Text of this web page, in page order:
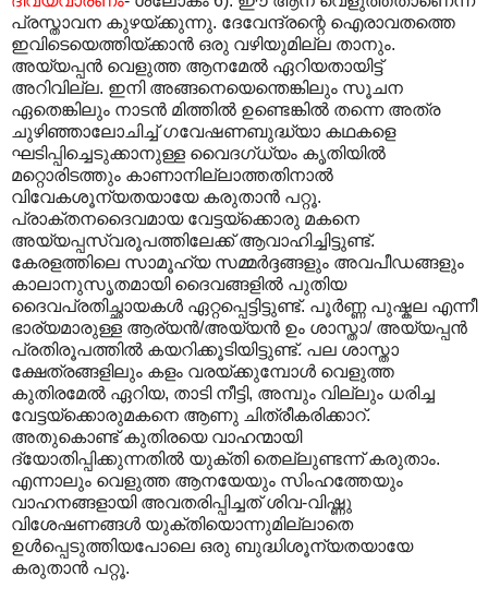
പ്രസ്താവന കുഴയ്ക്കുന്നു. ദേവേന്ദ്രന്റെ ഐരാവതത്തെ
ഇവിടെയെത്തിയ്ക്കാൻ ഒരു വഴിയുമില്ല താനും.
അയ്യപ്പൻ വെളുത്ത ആനമേൽ ഏറിയതായിട്ട്
അറിവില്ല. ഇനി അങ്ങനെയെന്തെങ്കിലും സൂചന
ഏതെങ്കിലും നാടൻ മിത്തിൽ ഉണ്ടെങ്കിൽ തന്നെ അത്ര
ചുഴിഞ്ഞാലോചിച്ച് ഗവേഷണബുദ്ധ്യാ കഥകളെ
ഘടിപ്പിച്ചെടുക്കാനുള്ള വൈദഗ്ധ്യം കൃതിയിൽ
മറ്റൊരിടത്തും കാണാനില്ലാത്തതിനാൽ
വിവേകശൂന്യതയായേ കരുതാൻ പറ്റൂ.
പ്രാക്തനദൈവമായ വേട്ടയ്ക്കൊരു മകനെ
അയ്യപ്പസ്വരൂപത്തിലേക്ക് ആവാഹിച്ചിട്ടുണ്ട്.
കേരളത്തിലെ സാമൂഹ്യ സമ്മർദ്ദങ്ങളും അവപീഡങ്ങളും
കാലാനുസൃതമായി ദൈവങ്ങളിൽ പുതിയ
ദൈവപ്രതിച്ഛായകൾ ഏറ്റപ്പെട്ടിട്ടുണ്ട്. പൂർണ്ണ പുഷ്കല എന്നീ
ഭാര്യമാരുള്ള ആര്യൻ/അയ്യൻ ഉം ശാസ്താ/ അയ്യപ്പൻ
പ്രതിരൂപത്തിൽ കയറിക്കൂടിയിട്ടുണ്ട്. പല ശാസ്താ
ക്ഷേത്രങ്ങളിലും കളം വരയ്ക്കുമ്പോൾ വെളുത്ത
കുതിരമേൽ ഏറിയ, താടി നീട്ടി, അമ്പും വില്ലും ധരിച്ച
വേട്ടയ്ക്കൊരുമകനെ ആണു ചിത്രീകരിക്കാറ്.
അതുകൊണ്ട് കുതിരയെ വാഹന്മായി
ദ്യോതിപ്പിക്കുന്നതിൽ യുക്തി തെല്ലുണ്ടന്ന് കരുതാം.
എന്നാലും വെളുത്ത ആനയേയും സിംഹത്തേയും
വാഹനങ്ങളായി അവതരിപ്പിച്ചത് ശിവ-വിഷ്ണു
വിശേഷണങ്ങൾ യുക്തിയൊന്നുമില്ലാതെ
ഉൾപ്പെടുത്തിയപോലെ ഒരു ബുദ്ധിശൂന്യതയായേ
കരുതാൻ പറ്റൂ.